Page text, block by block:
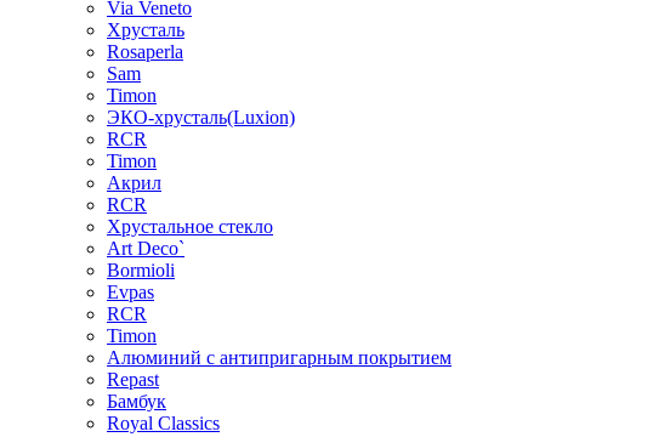
Via Veneto
Хрусталь
Rosaperla
Sam
Timon
ЭКО-хрусталь(Luxion)
RCR
Timon
Акрил
RCR
Хрустальное стекло
Art Deco`
Bormioli
Evpas
RCR
Timon
Алюминий с антипригарным покрытием
Repast
Бамбук
Royal Classics